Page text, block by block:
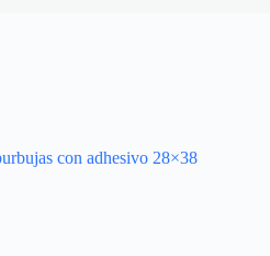
con adhesivo 28×38